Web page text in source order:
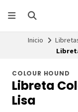
Inicio
COLOUR HOUND
Libreta
Lisa